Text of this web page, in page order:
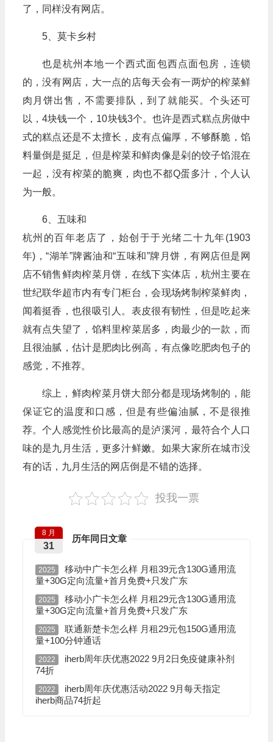
了，同样没有网店。
5、莫卡乡村
也是杭州本地一个西式面包西点面包房，连锁
的，没有网店，大一点的店每天会有一两炉的榨菜鲜
肉月饼出售，不需要排队，到了就能买。个头还可
以，4块钱一个，10块钱3个。也许是西式糕点房做中
式的糕点还是不太擅长，皮有点偏厚，不够酥脆，馅
料量倒是挺足，但是榨菜和鲜肉像是剁的饺子馅混在
一起，没有榨菜的脆爽，肉也不都Q蛋多汁，个人认
为一般。
6、五味和
杭州的百年老店了，始创于于光绪二十九年(1903
年)，“湖羊”牌酱油和“五味和”牌月饼，有网店但是网
店不销售鲜肉榨菜月饼，在线下实体店，杭州主要在
世纪联华超市内有专门柜台，会现场烤制榨菜鲜肉，
闻着挺香，也很吸引人。表皮很有韧性，但是吃起来
就有点失望了，馅料里榨菜居多，肉最少的一款，而
且很油腻，估计是肥肉比例高，有点像吃肥肉包子的
感觉，不推荐。
综上，鲜肉榨菜月饼大部分都是现场烤制的，能
保证它的温度和口感，但是有些偏油腻，不是很推
荐。个人感觉性价比最高的是泸溪河，最符合个人口
味的是九月生活，更多汁鲜嫩。如果大家所在城市没
有的话，九月生活的网店倒是不错的选择。
投我一票
历年同日文章
8 月
31
2025
移动中广卡怎么样 月租39元含130G通用流
量+30G定向流量+首月免费+只发广东
2025
移动小广卡怎么样 月租29元含130G通用流
量+30G定向流量+首月免费+只发广东
2025
联通新楚卡怎么样 月租29元包150G通用流
量+100分钟通话
2022
iherb周年庆优惠2022 9月2日免疫健康补剂
74折
2022
iherb周年庆优惠活动2022 9月每天指定
iherb商品74折起